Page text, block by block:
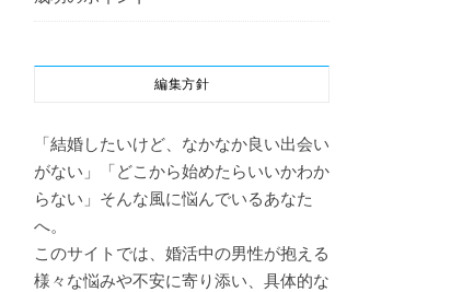
編集方針
「結婚したいけど、なかなか良い出会い
がない」「どこから始めたらいいかわか
らない」そんな風に悩んでいるあなた
へ。
このサイトでは、婚活中の男性が抱える
様々な悩みや不安に寄り添い、具体的な